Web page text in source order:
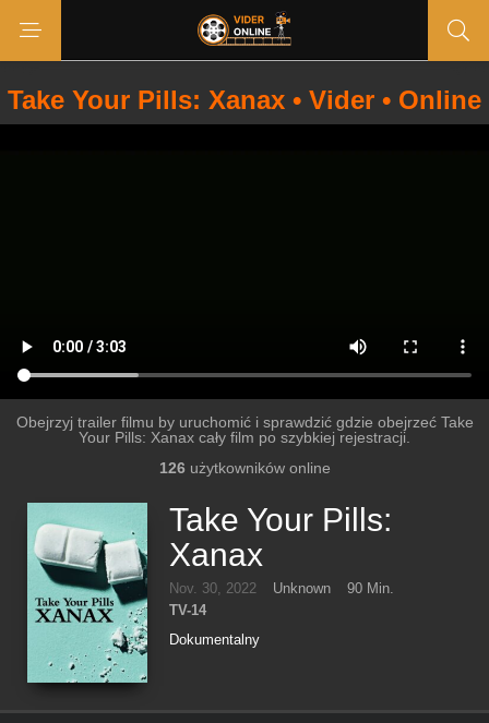
Take Your Pills: Xanax • Vider • Online
Obejrzyj trailer filmu by uruchomić i sprawdzić gdzie obejrzeć Take
Your Pills: Xanax cały film po szybkiej rejestracji.
126użytkowników online
Take Your Pills:
Xanax
Nov. 30, 2022 Unknown
90 Min.
TV-14
Dokumentalny